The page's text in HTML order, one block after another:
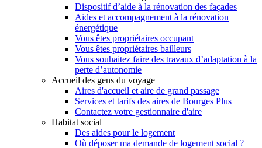
Dispositif d’aide à la rénovation des façades
Aides et accompagnement à la rénovation
énergétique
Vous êtes propriétaires occupant
Vous êtes propriétaires bailleurs
Vous souhaitez faire des travaux d’adaptation à la
perte d’autonomie
Accueil des gens du voyage
Aires d'accueil et aire de grand passage
Services et tarifs des aires de Bourges Plus
Contactez votre gestionnaire d'aire
Habitat social
Des aides pour le logement
Où déposer ma demande de logement social ?